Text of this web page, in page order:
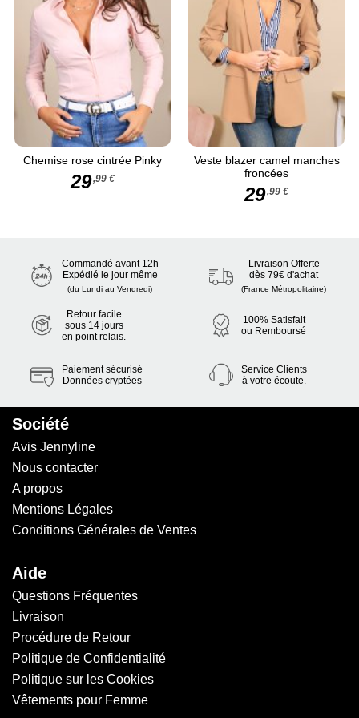
Chemise rose cintrée Pinky
29,99 €
Veste blazer camel manches
froncées
29,99 €
Commandé avant 12h
Expédié le jour même
(du Lundi au Vendredi)
Livraison Offerte
dès 79€ d'achat
(France Métropolitaine)
Retour facile
sous 14 jours
en point relais.
100% Satisfait
ou Remboursé
Paiement sécurisé
Données cryptées
Service Clients
à votre écoute.
Société
Avis Jennyline
Nous contacter
A propos
Mentions Légales
Conditions Générales de Ventes
Aide
Questions Fréquentes
Livraison
Procédure de Retour
Politique de Confidentialité
Politique sur les Cookies
Vêtements pour Femme